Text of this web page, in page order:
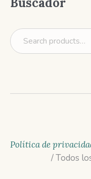
Política de
/ Todos